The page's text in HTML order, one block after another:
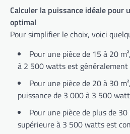
Calculer la puissance idéale pour
optimal
Pour simplifier le choix, voici
Pour une pièce de 15 à 20
à 2 500 watts est
Pour une pièce de 20 à 30
puissance de 3 000 à 3 500
Pour une pièce de plus de
supérieure à 3 500 watts est